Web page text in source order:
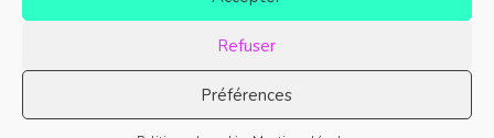
Refuser
Préférences
© SINE QUA NON 2021 |Mentions légales|Réalisation :